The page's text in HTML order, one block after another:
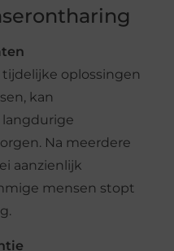
oplossingen
kan
langdurige
Na meerdere
aanzienlijk
mensen stopt